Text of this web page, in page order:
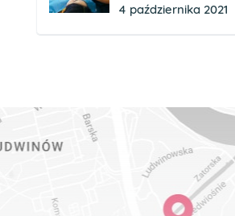
4 października 2021